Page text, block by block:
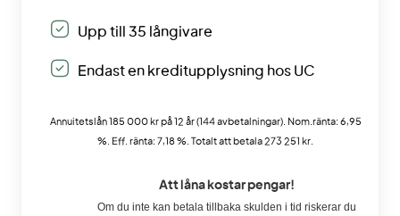
Upp till 35 långivare
Endast en kreditupplysning hos UC
Annuitetslån 185 000 kr på 12 år (144 avbetalningar). Nom.ränta: 6,95
%. Eff. ränta: 7,18 %. Totalt att betala 273 251 kr.
Att låna kostar pengar!
Om du inte kan betala tillbaka skulden i tid riskerar du